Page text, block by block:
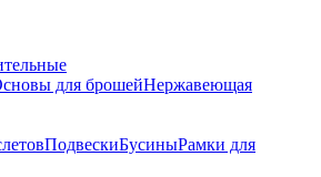
для брошейНержавеющая
ПодвескиБусиныРамки для